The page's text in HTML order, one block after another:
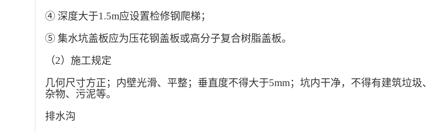
④ 深度大于1.5m应设置检修钢爬梯；
⑤ 集水坑盖板应为压花钢盖板或高分子复合树脂盖板。
（2）施工规定
几何尺寸方正；内壁光滑、平整；垂直度不得大于5mm；坑内干净，不得有建筑垃圾、
杂物、污泥等。
排水沟